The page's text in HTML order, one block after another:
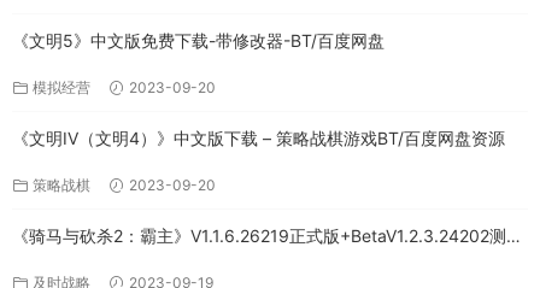
《文明5》中文版免费下载-带修改器-BT/百度网盘
模拟经营 2023-09-20
《文明IV（文明4）》中文版下载 – 策略战棋游戏BT/百度网盘资源
策略战棋 2023-09-20
《骑马与砍杀2：霸主》V1.1.6.26219正式版+BetaV1.2.3.24202测试
及时战略 2023-09-19